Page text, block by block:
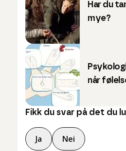
Har du
mye?
når
Fikk du svar på det du
Ja Nei